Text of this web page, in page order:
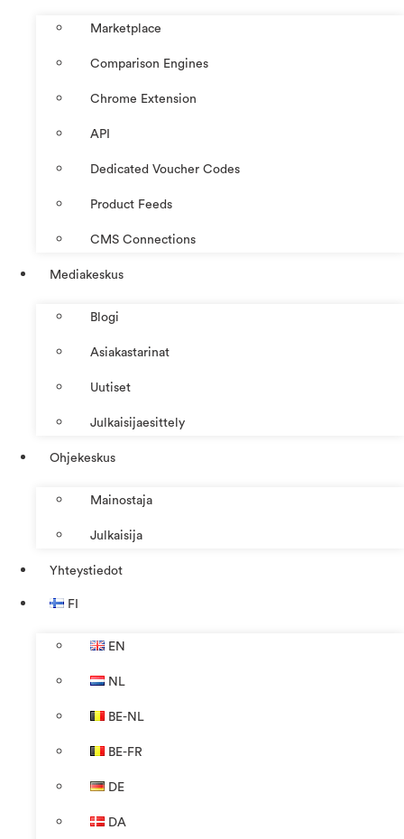
Marketplace
Comparison Engines
Chrome Extension
API
Dedicated Voucher Codes
Product Feeds
CMS Connections
Mediakeskus
Blogi
Asiakastarinat
Uutiset
Julkaisijaesittely
Ohjekeskus
Mainostaja
Julkaisija
Yhteystiedot
FI
EN
NL
BE-NL
BE-FR
DE
DA